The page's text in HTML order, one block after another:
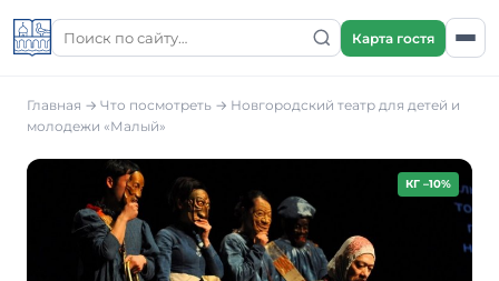
Карта гостя
Главная → Что посмотреть → Новгородский театр для детей и
молодежи «Малый»
КГ –10%